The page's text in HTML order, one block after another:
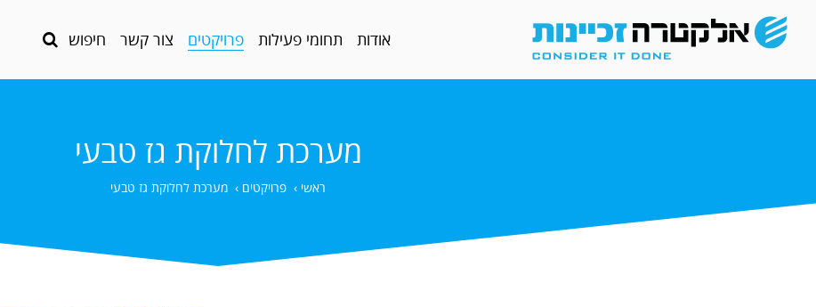
אודות תחומי פעילות פרויקטים צור קשר חיפוש
מערכת לחלוקת גז טבעי
ראשי › פרויקטים › מערכת לחלוקת גז טבעי